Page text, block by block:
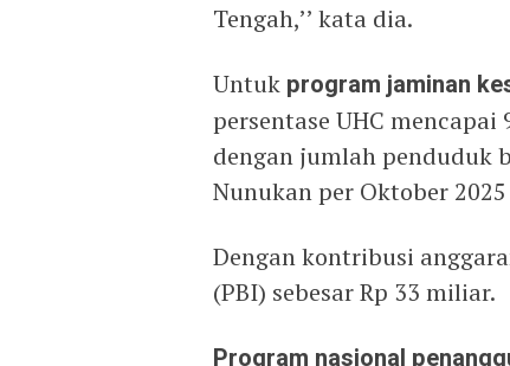
Tengah,’’ kata dia.
Untuk program jaminan
persentase UHC
dengan jumlah penduduk
Nunukan per Oktober
Dengan kontribusi
(PBI) sebesar Rp 33 miliar.
Program nasional